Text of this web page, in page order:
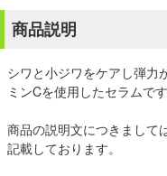
商品説明
シワと小ジワをケアし弾力
ミンCを使用したセラムで
商品の説明文につきまして
記載しております。